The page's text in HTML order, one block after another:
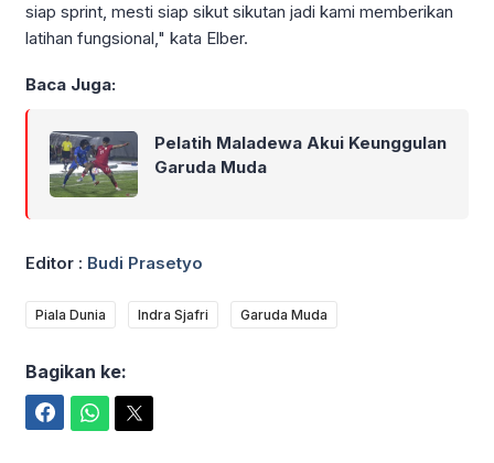
siap sprint, mesti siap sikut sikutan jadi kami memberikan
latihan fungsional," kata Elber.
Baca Juga:
Pelatih Maladewa Akui Keunggulan
Garuda Muda
Editor : Budi Prasetyo
Piala Dunia Indra Sjafri Garuda Muda
Bagikan ke: